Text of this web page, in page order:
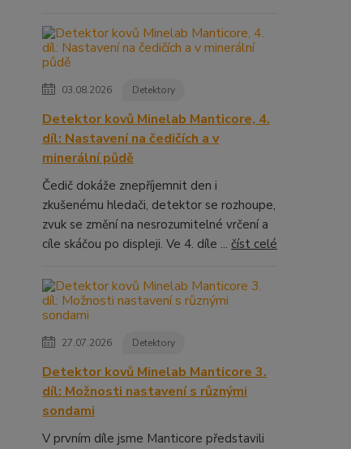
03.08.2026 Detektory
Detektor kovů Minelab Manticore, 4.
díl: Nastavení na čedičích a v
minerální půdě
Čedič dokáže znepříjemnit den i
zkušenému hledači, detektor se rozhoupe,
zvuk se změní na nesrozumitelné vrčení a
cíle skáčou po displeji. Ve 4. díle ... číst celé
27.07.2026 Detektory
Detektor kovů Minelab Manticore 3.
díl: Možnosti nastavení s různými
sondami
V prvním díle jsme Manticore představili